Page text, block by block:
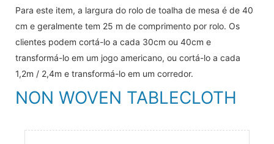
Para este item, a largura do rolo de toalha de mesa é de 40
cm e geralmente tem 25 m de comprimento por rolo. Os
clientes podem cortá-lo a cada 30cm ou 40cm e
transformá-lo em um jogo americano, ou cortá-lo a cada
1,2m / 2,4m e transformá-lo em um corredor.
NON WOVEN TABLECLOTH